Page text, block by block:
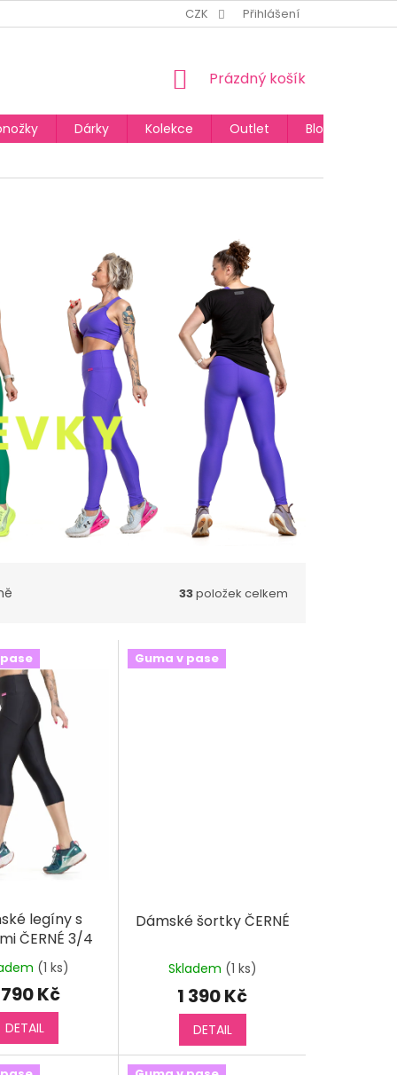
CZK Přihlášení
NÁKUPNÍ
Prázdný košík
Dárky Kolekce Outlet Blog
33položek celkem
legíny s
ČERNÉ 3/4
(1 ks)
790 Kč
DETAIL
Guma v pase
Dámské šortky ČERNÉ
Skladem (1 ks)
1 390 Kč
DETAIL